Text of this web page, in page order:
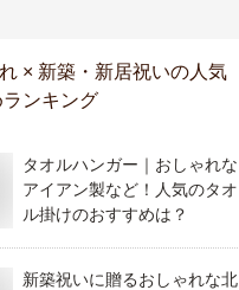
× 新築・新居祝いの人気
ンキング
タオルハンガー｜おしゃれな
アイアン製など！人気のタオ
ル掛けのおすすめは？
新築祝いに贈るおしゃれな北